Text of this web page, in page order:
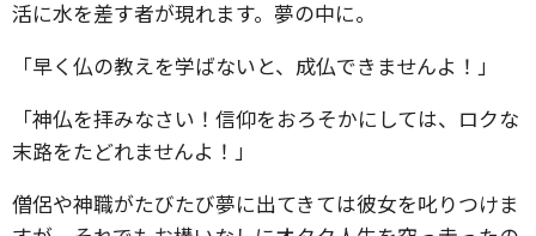
活に水を差す者が現れます。夢の中に。
「早く仏の教えを学ばないと、成仏できませんよ！」
「神仏を拝みなさい！信仰をおろそかにしては、ロクな
末路をたどれませんよ！」
僧侶や神職がたびたび夢に出てきては彼女を叱りつけま